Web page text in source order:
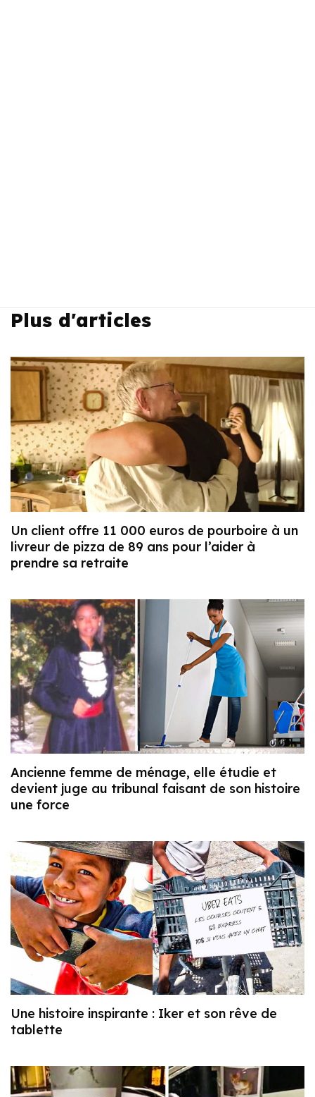
Plus d'articles
Un client offre 11 000 euros de pourboire à un
livreur de pizza de 89 ans pour l’aider à
prendre sa retraite
Ancienne femme de ménage, elle étudie et
devient juge au tribunal faisant de son histoire
une force
Une histoire inspirante : Iker et son rêve de
tablette